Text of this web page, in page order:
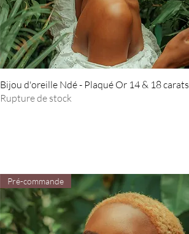
Bijou d'oreille Ndé - Plaqué Or 14 & 18 carats
Rupture de stock
Pré-commande